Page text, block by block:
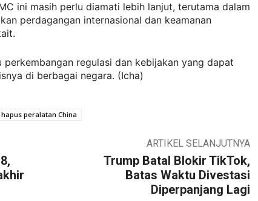
ini masih perlu diamati lebih lanjut, terutama dalam
perdagangan internasional dan keamanan
perkembangan regulasi dan kebijakan yang dapat
di berbagai negara. (Icha)
hapus peralatan China
ARTIKEL SELANJUTNYA
Trump Batal Blokir TikTok,
Batas Waktu Divestasi
Diperpanjang Lagi